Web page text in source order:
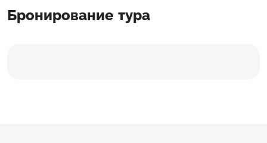
Бронирование тура